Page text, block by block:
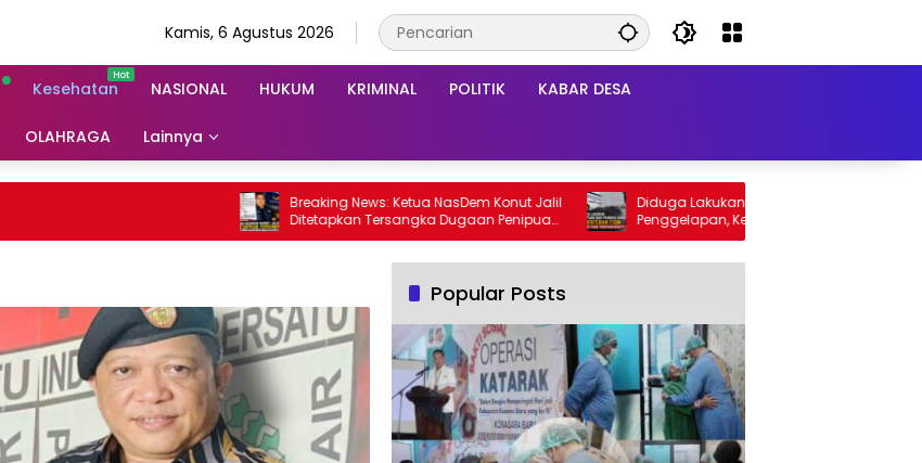
Kamis, 6 Agustus 2026
Kesehatan NASIONAL HUKUM KRIMINAL POLITIK KABAR DESA
OLAHRAGA Lainnya
Breaking News: Ketua NasDem Konut Jalil
Ditetapkan Tersangka Dugaan Penipuan
dan Penggelapan
Diduga Lakukan Penipuan dan
Penggelapan, Kementerian ESDM Diminta
Tidak Terbitkan RKAB PT AMI
Popular Posts